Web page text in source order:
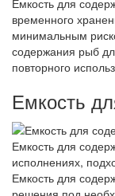
Емкость для
временного
минимальным
содержания рыб
повторного
Емкость
Емкость для
исполнениях,
Емкость для